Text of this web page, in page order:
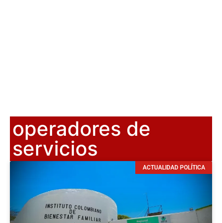
operadores de
servicios
ACTUALIDAD POLÍTICA